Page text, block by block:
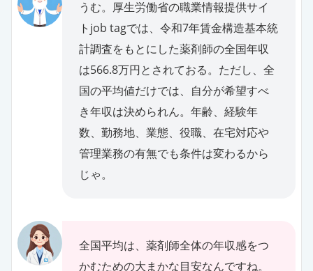
うむ。厚生労働省の職業情報提供サイ
トjob tagでは、令和7年賃金構造基本統
計調査をもとにした薬剤師の全国年収
は566.8万円とされておる。ただし、全
国の平均値だけでは、自分が希望すべ
き年収は決められん。年齢、経験年
数、勤務地、業態、役職、在宅対応や
管理業務の有無でも条件は変わるから
じゃ。
全国平均は、薬剤師全体の年収感をつ
かむための大まかな目安なんですね。